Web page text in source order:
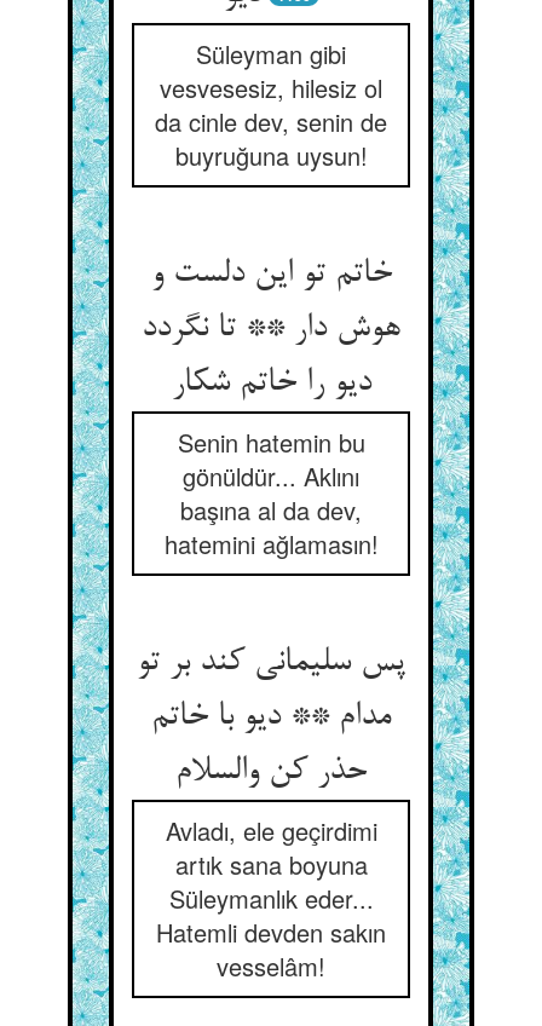
Süleyman gibi
vesvesesiz, hilesiz ol
da cinle dev, senin de
buyruğuna uysun!
خاتم تو این دلست و
هوش دار ** تا نگردد
دیو را خاتم شکار
Senin hatemin bu
gönüldür... Aklını
başına al da dev,
hatemini ağlamasın!
پس سلیمانی کند بر تو
مدام ** دیو با خاتم
حذر کن والسلام
Avladı, ele geçirdimi
artık sana boyuna
Süleymanlık eder...
Hatemli devden sakın
vesselâm!